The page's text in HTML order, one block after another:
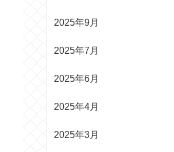
2025年9月
2025年7月
2025年6月
2025年4月
2025年3月